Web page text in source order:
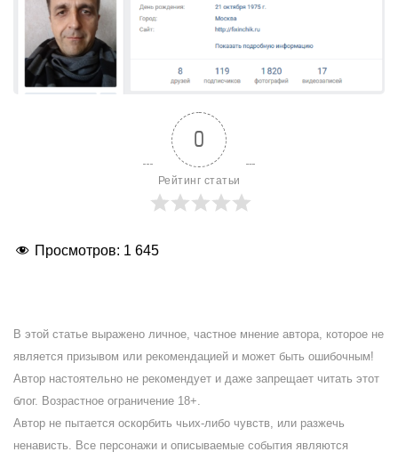
0
Рейтинг статьи
Просмотров: 1 645
В этой статье выражено личное, частное мнение автора, которое не
является призывом или рекомендацией и может быть ошибочным!
Автор настоятельно не рекомендует и даже запрещает читать этот
блог. Возрастное ограничение 18+.
Автор не пытается оскорбить чьих-либо чувств, или разжечь
ненависть. Все персонажи и описываемые события являются